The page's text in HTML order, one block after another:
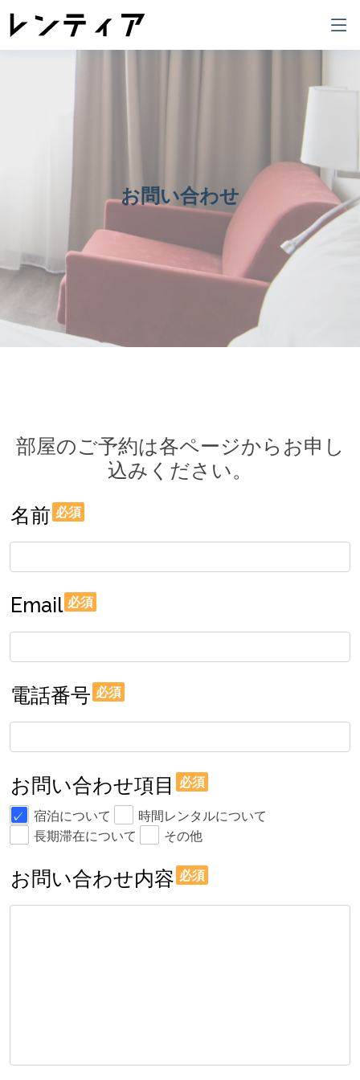
お問い合わせ
部屋のご予約は各ページからお申し
込みください。
名前 必須
Email 必須
電話番号 必須
お問い合わせ項目 必須
宿泊について
時間レンタルについて
長期滞在について
その他
お問い合わせ内容 必須